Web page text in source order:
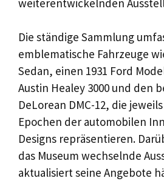
Die ständige Sammlung
emblematische Fahrzeuge
Sedan, einen 1931 Ford
Austin Healey 3000 und den
DeLorean DMC-12, die
Epochen der automobilen
Designs repräsentieren.
das Museum wechselnde
aktualisiert seine Angebote